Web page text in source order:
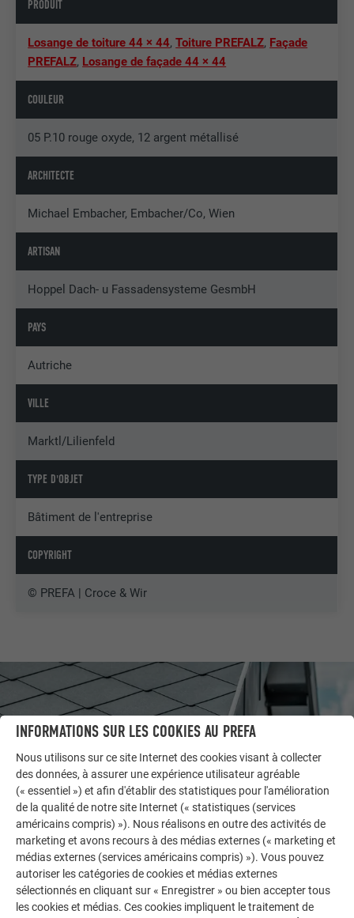
PRODUIT
Losange de toiture 44 × 44,Toiture PREFALZ, Façade
PREFALZ, Losange de façade 44 × 44
COULEUR
05 P.10 rouge oxyde, 12 argent métallisé
ARCHITECTE
Michael Embacher, Embacher/Co, Wien
ARTISAN
Hoppel Dach- u Fassadensysteme GesmbH
PAYS
Autriche
VILLE
Marktl/Lilienfeld
TYPE D'OBJET
Bâtiment de l'entreprise
COPYRIGHT
© PREFA | Croce & Wir
LAISSEZ-VOUS INSPIRER
AUTRES BÂTIMENTS
INFORMATIONS SUR LES COOKIES AU PREFA
Nous utilisons sur ce site Internet des cookies visant à collecter
des données, à assurer une expérience utilisateur agréable
(« essentiel ») et afin d'établir des statistiques pour l'amélioration
de la qualité de notre site Internet (« statistiques (services
américains compris) »). Nous réalisons en outre des activités de
marketing et avons recours à des médias externes (« marketing et
médias externes (services américains compris) »). Vous pouvez
autoriser les catégories de cookies et médias externes
sélectionnés en cliquant sur « Enregistrer » ou bien accepter tous
les cookies et médias. Ces cookies impliquent le traitement de